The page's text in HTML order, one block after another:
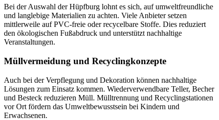
Bei der Auswahl der Hüpfburg lohnt es sich, auf umweltfreundliche
und langlebige Materialien zu achten. Viele Anbieter setzen
mittlerweile auf PVC-freie oder recycelbare Stoffe. Dies reduziert
den ökologischen Fußabdruck und unterstützt nachhaltige
Veranstaltungen.
Müllvermeidung und Recyclingkonzepte
Auch bei der Verpflegung und Dekoration können nachhaltige
Lösungen zum Einsatz kommen. Wiederverwendbare Teller, Becher
und Besteck reduzieren Müll. Mülltrennung und Recyclingstationen
vor Ort fördern das Umweltbewusstsein bei Kindern und
Erwachsenen.